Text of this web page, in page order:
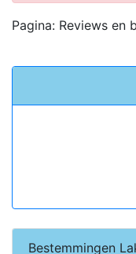
Pagina: Reviews en
Bestemmingen